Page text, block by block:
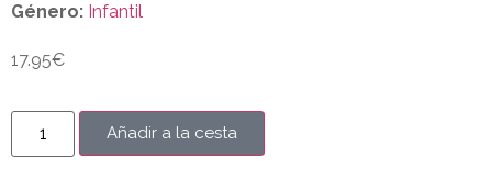
Género: Infantil
17.95€
Añadir a la cesta